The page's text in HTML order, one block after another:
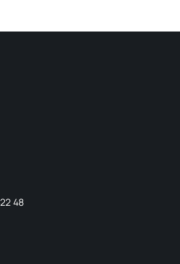
48